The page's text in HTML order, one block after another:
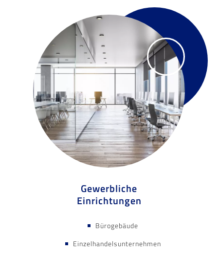
Gewerbliche
Einrichtungen
Bürogebäude
Einzelhandelsunternehmen